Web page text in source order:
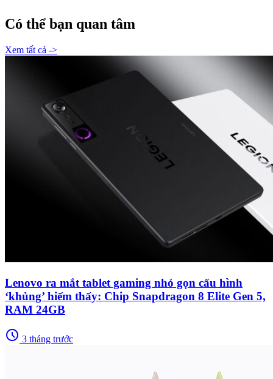
Có thể bạn quan tâm
Xem tất cả ->
Lenovo ra mắt tablet gaming nhỏ gọn cấu hình
‘khủng’ hiếm thấy: Chip Snapdragon 8 Elite Gen 5,
RAM 24GB
schedule 3 tháng trước